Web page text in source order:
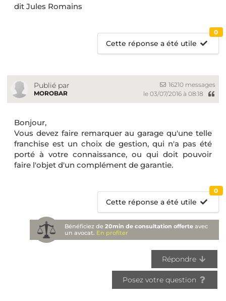
dit Jules Romains
Cette réponse a été utile
0
Publié par
MOROBAR
16210 messages
le 03/07/2016 à 08:18
Bonjour,
Vous devez faire remarquer au garage qu'une telle
franchise est un choix de gestion, qui n'a pas été
porté à votre connaissance, ou qui doit pouvoir
faire l'objet d'un complément de garantie.
Cette réponse a été utile
0
Bénéficiez de20min de consultation offerte avec
un avocat. En profiter
Répondre
Posez votre question